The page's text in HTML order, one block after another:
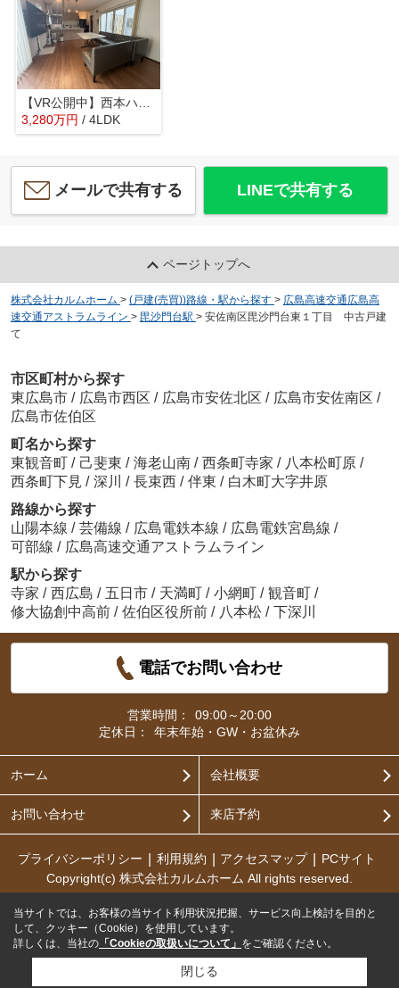
【VR公開中】西本ハウス施工の築浅注文住宅｜伴駅徒歩4分｜伴東1丁目4LDK
3,280万円 / 4LDK
メールで共有する LINEで共有する
ページトップへ
株式会社カルムホーム > (戸建(売買))路線・駅から探す > 広島高速交通広島高
速交通アストラムライン > 毘沙門台駅 > 安佐南区毘沙門台東１丁目 中古戸建
て
市区町村から探す
東広島市 / 広島市西区 / 広島市安佐北区 / 広島市安佐南区 /
広島市佐伯区
町名から探す
東観音町 / 己斐東 / 海老山南 / 西条町寺家 / 八本松町原 /
西条町下見 / 深川 / 長束西 / 伴東 / 白木町大字井原
路線から探す
山陽本線 / 芸備線 / 広島電鉄本線 / 広島電鉄宮島線 /
可部線 / 広島高速交通アストラムライン
駅から探す
寺家 / 西広島 / 五日市 / 天満町 / 小網町 / 観音町 /
修大協創中高前 / 佐伯区役所前 / 八本松 / 下深川
電話でお問い合わせ
営業時間：
09:00～20:00
定休日：
年末年始・GW・お盆休み
ホーム 会社概要
お問い合わせ 来店予約
プライバシーポリシー 利用規約 アクセスマップ
PCサイト
Copyright(c) 株式会社カルムホーム All rights reserved.
当サイトでは、お客様の当サイト利用状況把握、サービス向上検討を目的と
して、クッキー（Cookie）を使用しています。
詳しくは、当社の 「Cookieの取扱いについて」 をご確認ください。
閉じる